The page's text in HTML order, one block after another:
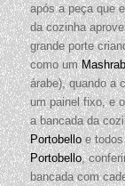
após a peça que
da cozinha
grande porte
como um
árabe), quando a
um painel fixo, e
a bancada da
Portobelloe todos
Portobello,
bancada com